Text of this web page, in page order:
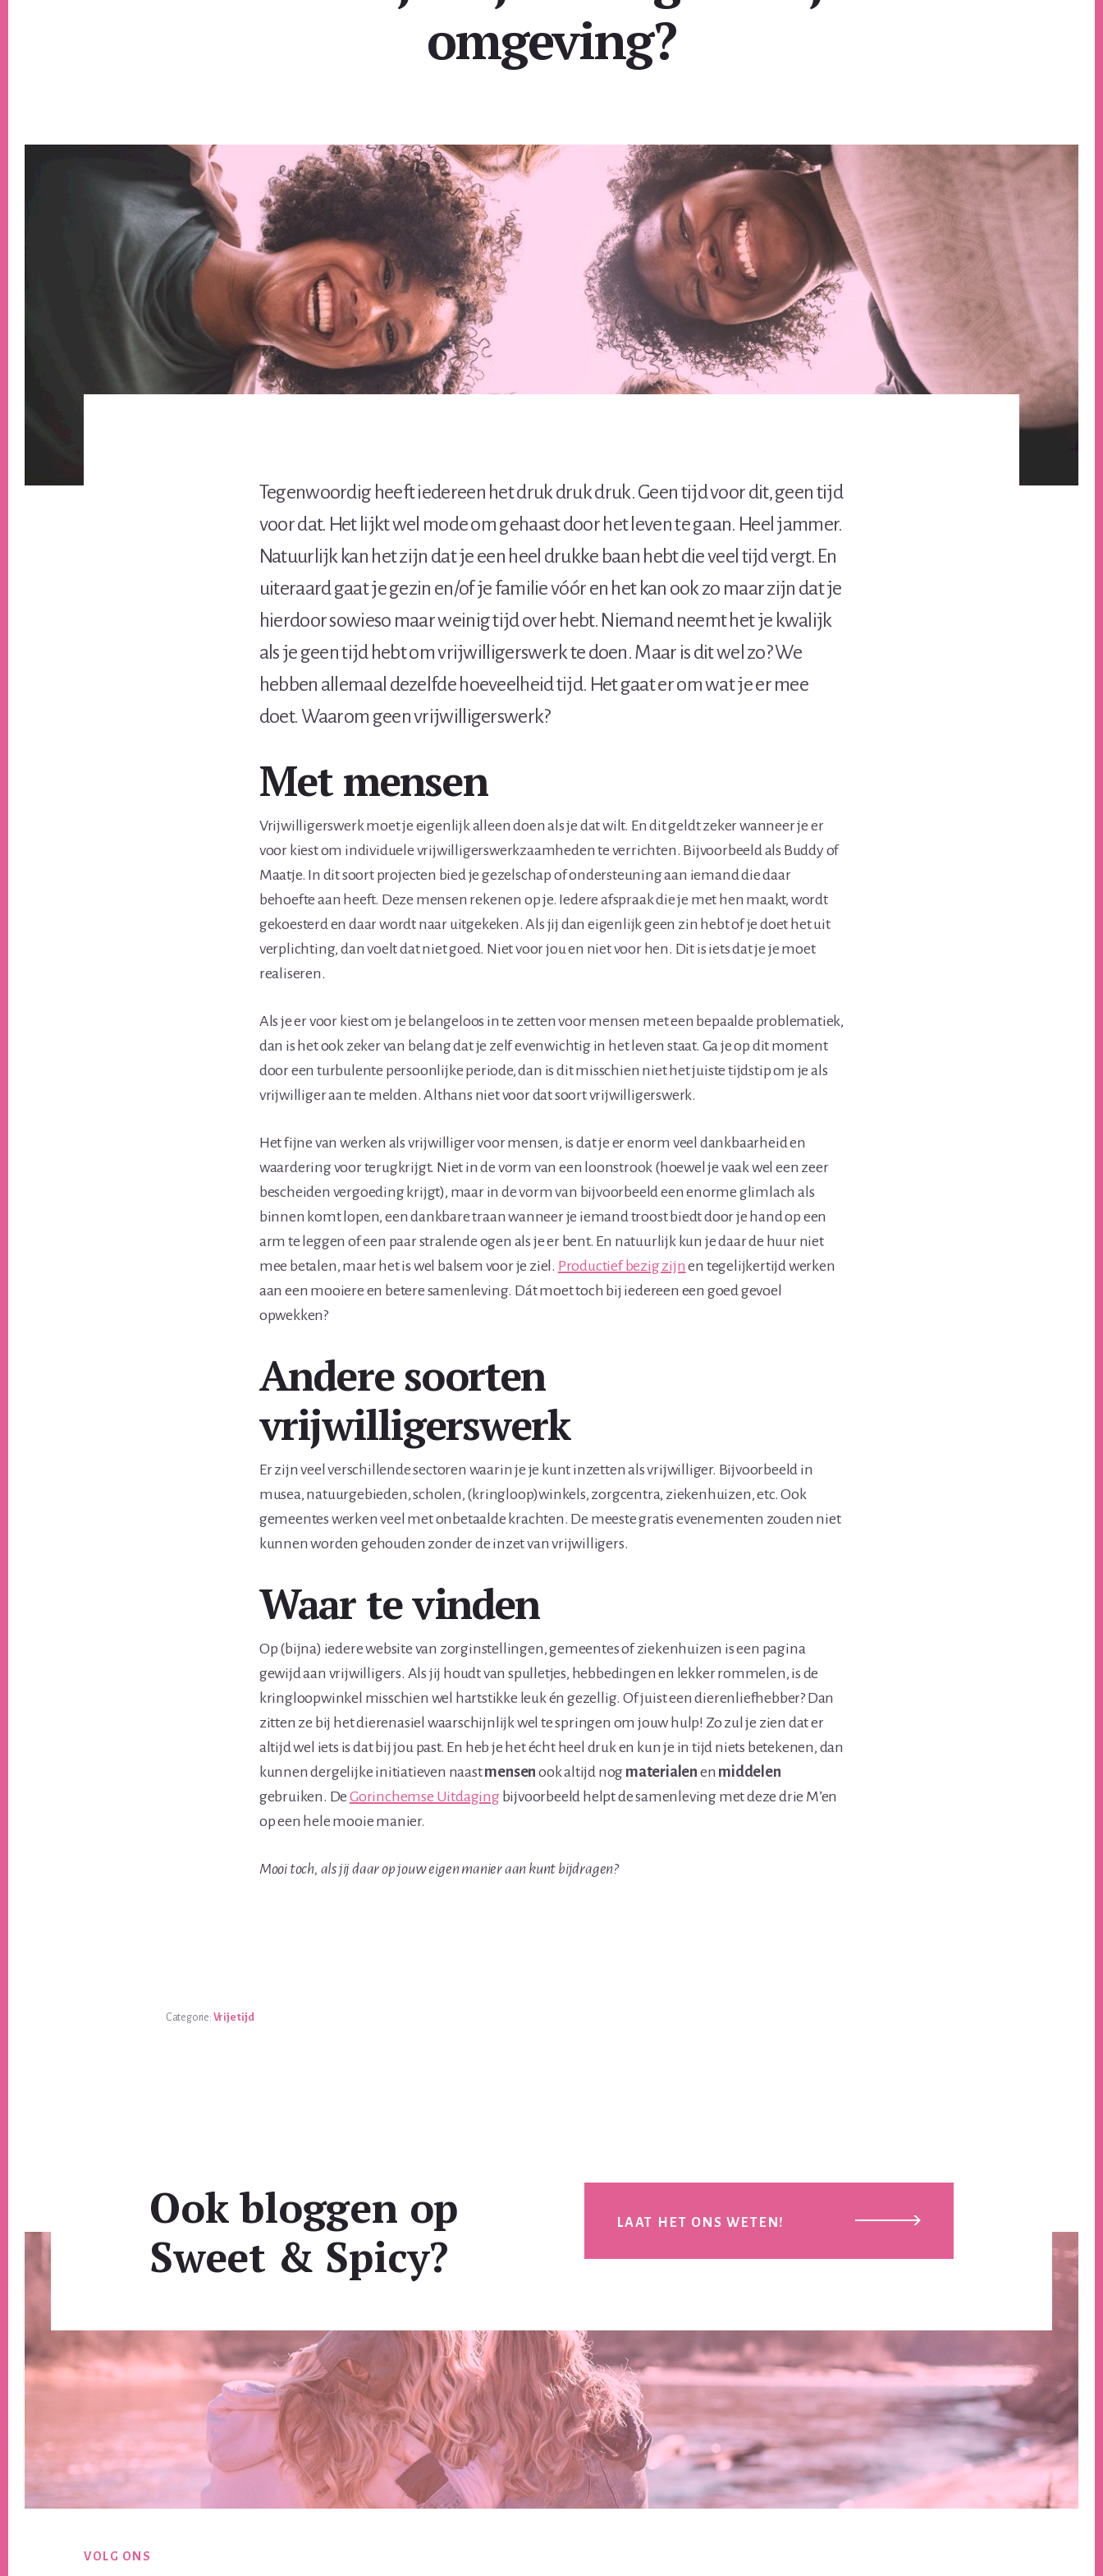
omgeving?
Tegenwoordig heeft iedereen het druk druk druk. Geen tijd voor dit, geen tijd
voor dat. Het lijkt wel mode om gehaast door het leven te gaan. Heel jammer.
Natuurlijk kan het zijn dat je een heel drukke baan hebt die veel tijd vergt. En
uiteraard gaat je gezin en/of je familie vóór en het kan ook zo maar zijn dat je
hierdoor sowieso maar weinig tijd over hebt. Niemand neemt het je kwalijk
als je geen tijd hebt om vrijwilligerswerk te doen. Maar is dit wel zo? We
hebben allemaal dezelfde hoeveelheid tijd. Het gaat er om wat je er mee
doet. Waarom geen vrijwilligerswerk?
Met mensen
Vrijwilligerswerk moet je eigenlijk alleen doen als je dat wilt. En dit geldt zeker wanneer je er
voor kiest om individuele vrijwilligerswerkzaamheden te verrichten. Bijvoorbeeld als Buddy of
Maatje. In dit soort projecten bied je gezelschap of ondersteuning aan iemand die daar
behoefte aan heeft. Deze mensen rekenen op je. Iedere afspraak die je met hen maakt, wordt
gekoesterd en daar wordt naar uitgekeken. Als jij dan eigenlijk geen zin hebt of je doet het uit
verplichting, dan voelt dat niet goed. Niet voor jou en niet voor hen. Dit is iets dat je je moet
realiseren.
Als je er voor kiest om je belangeloos in te zetten voor mensen met een bepaalde problematiek,
dan is het ook zeker van belang dat je zelf evenwichtig in het leven staat. Ga je op dit moment
door een turbulente persoonlijke periode, dan is dit misschien niet het juiste tijdstip om je als
vrijwilliger aan te melden. Althans niet voor dat soort vrijwilligerswerk.
Het fijne van werken als vrijwilliger voor mensen, is dat je er enorm veel dankbaarheid en
waardering voor terugkrijgt. Niet in de vorm van een loonstrook (hoewel je vaak wel een zeer
bescheiden vergoeding krijgt), maar in de vorm van bijvoorbeeld een enorme glimlach als
binnen komt lopen, een dankbare traan wanneer je iemand troost biedt door je hand op een
arm te leggen of een paar stralende ogen als je er bent. En natuurlijk kun je daar de huur niet
mee betalen, maar het is wel balsem voor je ziel. Productief bezig zijn en tegelijkertijd werken
aan een mooiere en betere samenleving. Dát moet toch bij iedereen een goed gevoel
opwekken?
Andere soorten
vrijwilligerswerk
Er zijn veel verschillende sectoren waarin je je kunt inzetten als vrijwilliger. Bijvoorbeeld in
musea, natuurgebieden, scholen, (kringloop)winkels, zorgcentra, ziekenhuizen, etc. Ook
gemeentes werken veel met onbetaalde krachten. De meeste gratis evenementen zouden niet
kunnen worden gehouden zonder de inzet van vrijwilligers.
Waar te vinden
Op (bijna) iedere website van zorginstellingen, gemeentes of ziekenhuizen is een pagina
gewijd aan vrijwilligers. Als jij houdt van spulletjes, hebbedingen en lekker rommelen, is de
kringloopwinkel misschien wel hartstikke leuk én gezellig. Of juist een dierenliefhebber? Dan
zitten ze bij het dierenasiel waarschijnlijk wel te springen om jouw hulp! Zo zul je zien dat er
altijd wel iets is dat bij jou past. En heb je het écht heel druk en kun je in tijd niets betekenen, dan
kunnen dergelijke initiatieven naastmensen ook altijd nog materialen en middelen
gebruiken. De Gorinchemse Uitdagingbijvoorbeeld helpt de samenleving met deze drie M’en
op een hele mooie manier.
Mooi toch, als jij daar op jouw eigen manier aan kunt bijdragen?
Categorie: Vrije tijd
Ook bloggen op
Sweet & Spicy?
LAAT HET ONS WETEN!
Footer
VOLG ONS